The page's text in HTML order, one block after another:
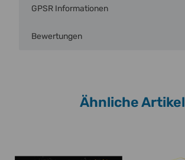
GPSR Informationen
Bewertungen
Ähnliche Artikel